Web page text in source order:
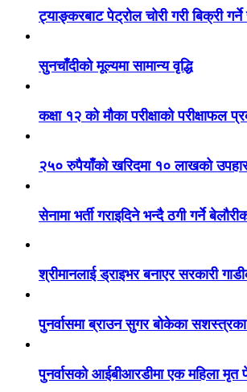
ट्याङ्करबाट पेट्रोल चोरी गरी बिक्री
सुनचाँदीको मूल्यमा सामान्य वृद्धि
कक्षा १२ को मौका परीक्षाको परीक्षाफल
२५० रुपैयाँको खरिदमा १० लाखको
सेनामा भर्ती गराइदिने भन्दै ठगी गर्ने
श्रीमानलाई ड्राइभर बनाएर सरकारी
पुनर्वासमा ब्राउन सुगर बोकेका
पुनर्वासको आईबीआरडीमा एक महिला मृत